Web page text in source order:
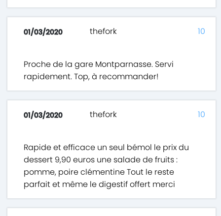
01/03/2020 thefork
Proche de la gare Montparnasse. Servi
rapidement. Top, à recommander!
10
01/03/2020 thefork
Rapide et efficace un seul bémol le prix du
dessert 9,90 euros une salade de fruits :
pomme, poire clémentine Tout le reste
parfait et même le digestif offert merci
10